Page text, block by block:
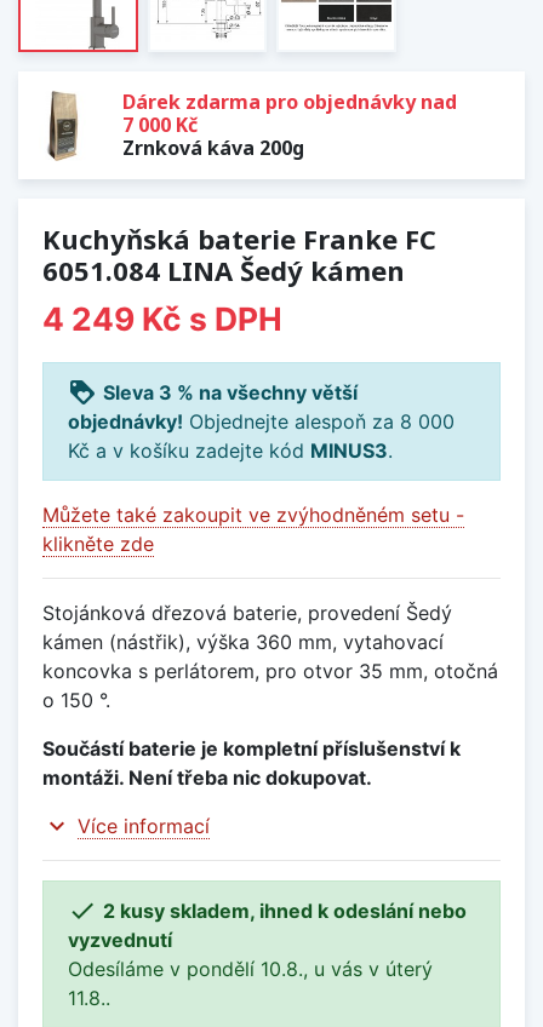
Dárek zdarma pro objednávky nad
7 000 Kč
Zrnková káva 200g
Kuchyňská baterie Franke FC
6051.084 LINA Šedý kámen
4 249 Kč s DPH
loyalty Sleva 3 % na všechny větší
objednávky! Objednejte alespoň za 8 000
Kč a v košíku zadejte kód MINUS3.
Můžete také zakoupit ve zvýhodněném setu -
klikněte zde
Stojánková dřezová baterie, provedení Šedý
kámen (nástřik), výška 360 mm, vytahovací
koncovka s perlátorem, pro otvor 35 mm, otočná
o 150 °.
Součástí baterie je kompletní příslušenství k
montáži. Není třeba nic dokupovat.
expand_more Více informací
 2 kusy skladem, ihned k odeslání nebo
vyzvednutí
Odesíláme v pondělí 10.8., u vás v úterý
11.8..